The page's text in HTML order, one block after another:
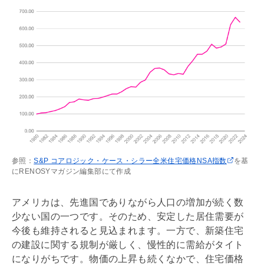
参照：S&P コアロジック・ケース・シラー全米住宅価格NSA指数
を基
にRENOSYマガジン編集部にて作成
アメリカは、先進国でありながら人口の増加が続く数
少ない国の一つです。そのため、安定した居住需要が
今後も維持されると見込まれます。一方で、新築住宅
の建設に関する規制が厳しく、慢性的に需給がタイト
になりがちです。物価の上昇も続くなかで、住宅価格